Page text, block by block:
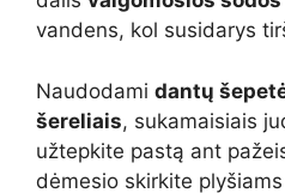
vandens, kol susidarys
Naudodami dantų
šereliais, sukamaisiais
užtepkite pastą ant
dėmesio skirkite